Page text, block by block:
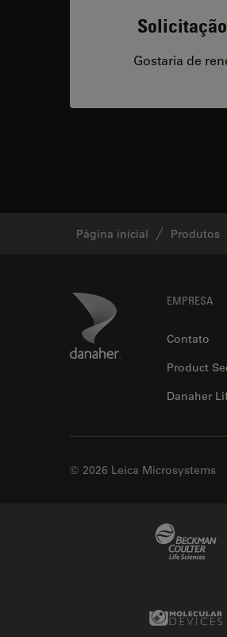
Gostaria de
Página inicial Produtos
Danaher Logo EMPRESA
Contato
Product
Danaher
© 2026 Leica Microsystems